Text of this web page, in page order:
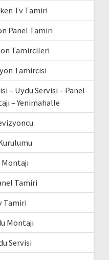
Tv Tamiri
Panel Tamiri
Tamircileri
Tamircisi
– Uydu Servisi – Panel
– Yenimahalle
Tamiri
Tamiri
Montajı
Servisi